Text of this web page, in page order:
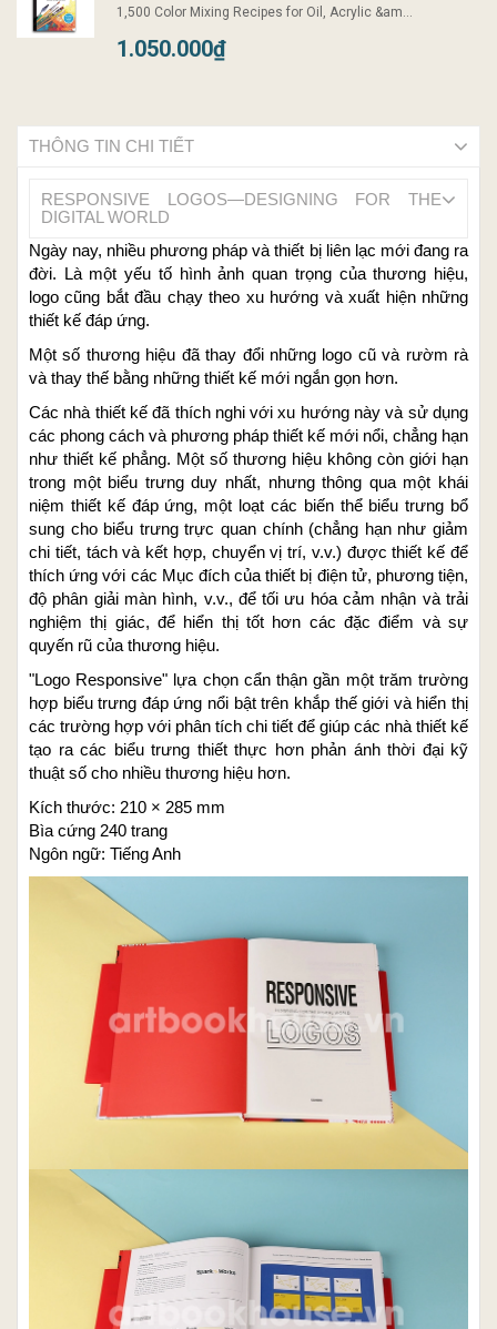
1,500 Color Mixing Recipes for Oil, Acrylic &am...
1.050.000₫
THÔNG TIN CHI TIẾT
RESPONSIVE LOGOS—DESIGNING FOR THE
DIGITAL WORLD
Ngày nay, nhiều phương pháp và thiết bị liên lạc mới đang ra
đời. Là một yếu tố hình ảnh quan trọng của thương hiệu,
logo cũng bắt đầu chạy theo xu hướng và xuất hiện những
thiết kế đáp ứng.
Một số thương hiệu đã thay đổi những logo cũ và rườm rà
và thay thế bằng những thiết kế mới ngắn gọn hơn.
Các nhà thiết kế đã thích nghi với xu hướng này và sử dụng
các phong cách và phương pháp thiết kế mới nổi, chẳng hạn
như thiết kế phẳng. Một số thương hiệu không còn giới hạn
trong một biểu trưng duy nhất, nhưng thông qua một khái
niệm thiết kế đáp ứng, một loạt các biến thể biểu trưng bổ
sung cho biểu trưng trực quan chính (chẳng hạn như giảm
chi tiết, tách và kết hợp, chuyển vị trí, v.v.) được thiết kế để
thích ứng với các Mục đích của thiết bị điện tử, phương tiện,
độ phân giải màn hình, v.v., để tối ưu hóa cảm nhận và trải
nghiệm thị giác, để hiển thị tốt hơn các đặc điểm và sự
quyến rũ của thương hiệu.
"Logo Responsive" lựa chọn cẩn thận gần một trăm trường
hợp biểu trưng đáp ứng nổi bật trên khắp thế giới và hiển thị
các trường hợp với phân tích chi tiết để giúp các nhà thiết kế
tạo ra các biểu trưng thiết thực hơn phản ánh thời đại kỹ
thuật số cho nhiều thương hiệu hơn.
Kích thước: 210 × 285 mm
Bìa cứng 240 trang
Ngôn ngữ: Tiếng Anh